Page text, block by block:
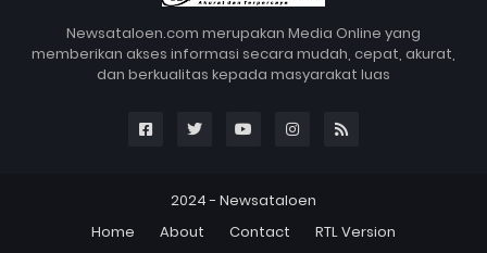
Newsataloen.com merupakan Media Online yang
memberikan akses informasi secara mudah, cepat, akurat,
dan berkualitas kepada masyarakat luas
2024 - Newsataloen
Home
About Contact RTL Version